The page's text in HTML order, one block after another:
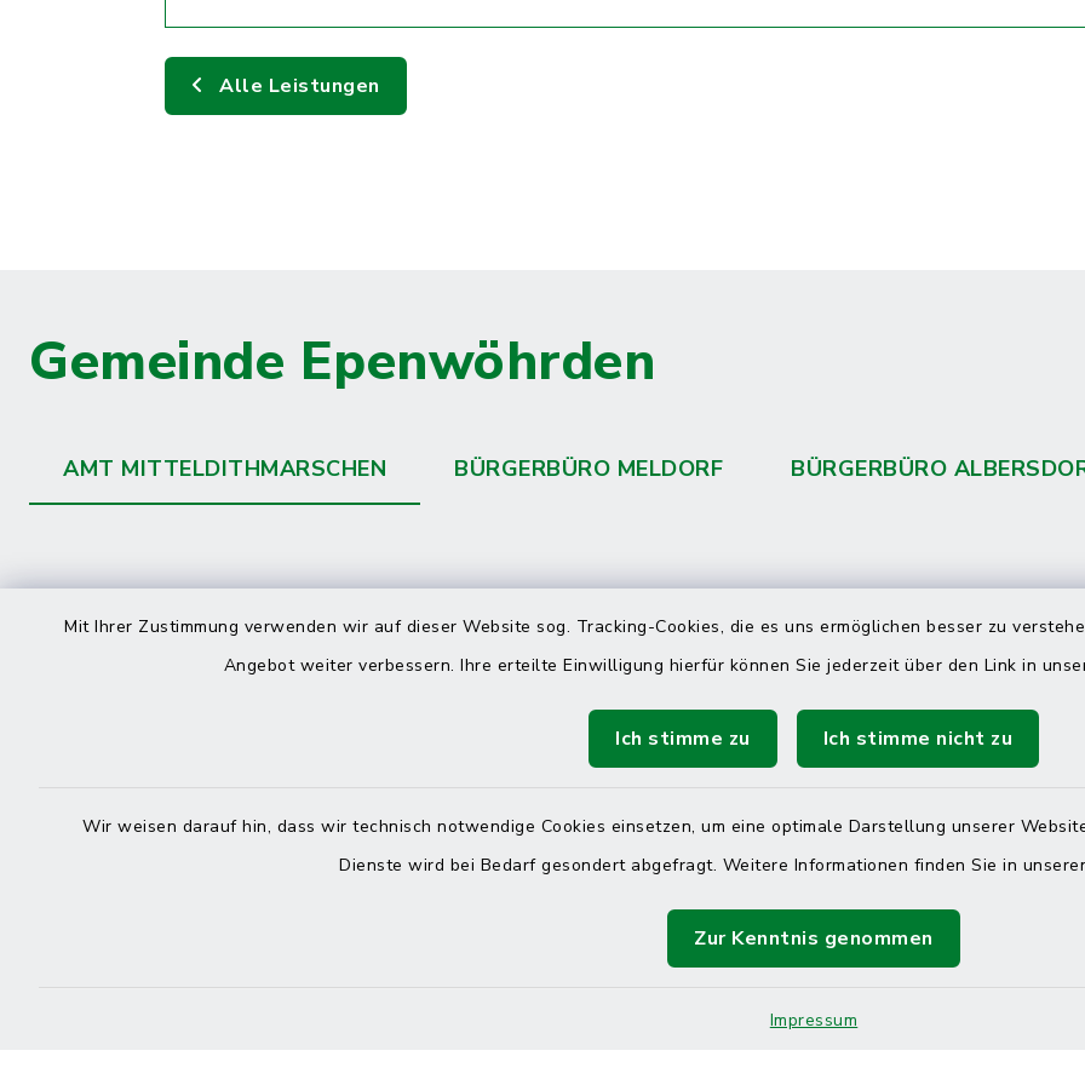
Mit Ihrer Zustimmung verwenden wir auf dieser Website sog. Tracking-Cookies, die es uns ermöglichen besser zu
Angebot weiter verbessern. Ihre erteilte Einwilligung hierfür können Sie jederzeit über den Link in
Ich stimme zu Ich stimme nicht zu
Wir weisen darauf hin, dass wir technisch notwendige Cookies einsetzen, um eine optimale Darstellung unserer
Dienste wird bei Bedarf gesondert abgefragt. Weitere Informationen finden Sie in
Zur Kenntnis genommen
Impressum
Alle Leistungen
Gemeinde Epenwöhrden
AMT MITTELDITHMARSCHEN BÜRGERBÜRO MELDORF BÜRGERBÜRO
Kontakt
direkte telefonische Erreichbarkeit per
Durchwahl
Montag - Donnerstag
08:00 Uhr – 12:00 Uhr
14:00 Uhr – 16:00 Uhr
Freitag
08:00 Uhr – 12:00 Uhr
Online-Terminvereinbarung
keinen zeitnahen Termin? Rufen Sie uns gerne unter der